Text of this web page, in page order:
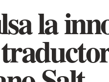
la